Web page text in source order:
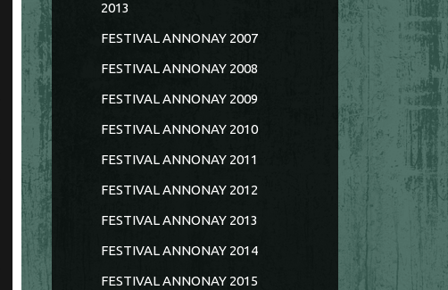
2013
FESTIVAL ANNONAY 2007
FESTIVAL ANNONAY 2008
FESTIVAL ANNONAY 2009
FESTIVAL ANNONAY 2010
FESTIVAL ANNONAY 2011
FESTIVAL ANNONAY 2012
FESTIVAL ANNONAY 2013
FESTIVAL ANNONAY 2014
FESTIVAL ANNONAY 2015